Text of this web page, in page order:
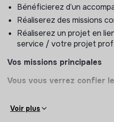
Bénéficierez d’un
Réaliserez des missions
Réaliserez un projet en
service / votre projet
Vos missions principales
Vous vous verrez confier
Voir plus